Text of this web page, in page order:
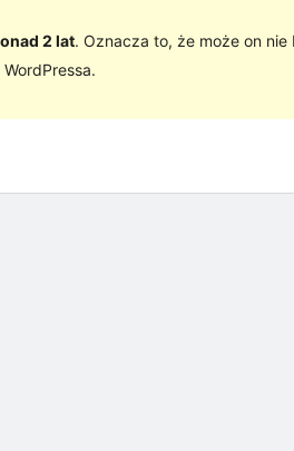
2 lat. Oznacza to, że może on